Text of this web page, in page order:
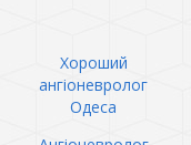
Хороший
ангіоневролог
Одеса